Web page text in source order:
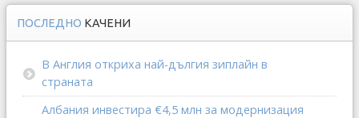
ПОСЛЕДНО КАЧЕНИ
В Англия откриха най-дългия зиплайн в
страната
Албания инвестира €4,5 млн за модернизация